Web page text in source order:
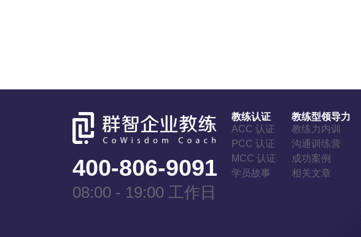
400-806-9091
08:00 - 19:00 工作日
教练认证
ACC 认证
PCC 认证
MCC 认证
学员故事
教练型领导力
教练力内训
沟通训练营
成功案例
相关文章